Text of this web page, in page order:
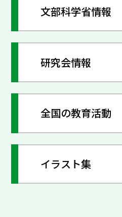
文部科学省情報
研究会情報
全国の教育活動
イラスト集